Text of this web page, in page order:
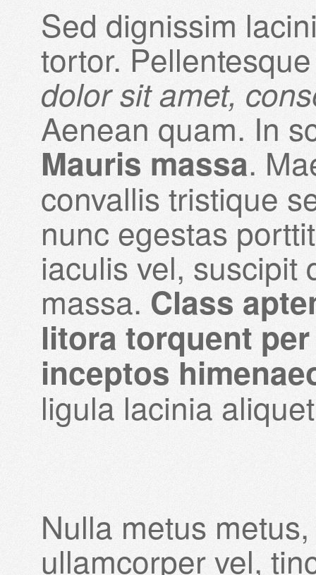
Sed dignissim
tortor.
dolor sit amet,
Aenean quam. In
Mauris massa.
convallis tristique
nunc egestas
iaculis vel, suscipit
massa. Class
litora torquent
inceptos
ligula lacinia
Nulla metus metus,
ullamcorper vel,